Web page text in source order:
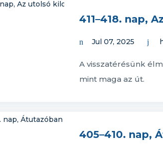
411–418. nap,
Jul 07, 2025
A visszatérésünk
mint maga az út.
405–410. nap,